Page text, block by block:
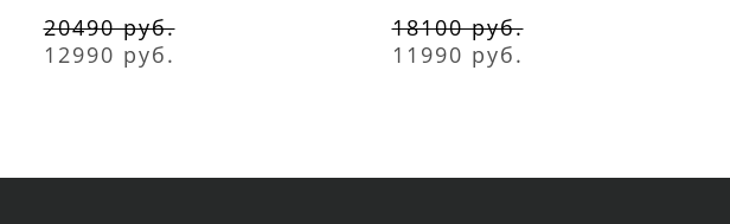
20490 руб.
12990 руб.
18100 руб.
11990 руб.